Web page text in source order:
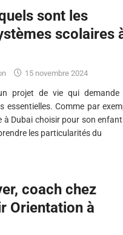
sont les
scolaires
15 novembre 2024
projet de vie qui demande
essentielles. Comme par
à Dubai choisir pour son
les particularités du
coach chez
Orientation à